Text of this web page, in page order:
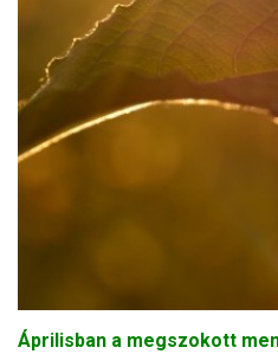
Áprilisban a megszokott